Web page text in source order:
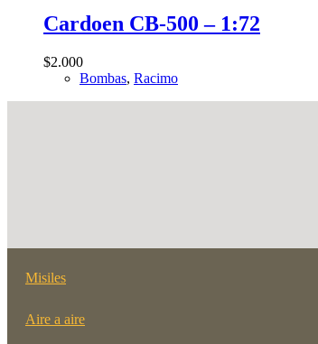
Cardoen CB-500 – 1:72
$2.000
Bombas, Racimo
Misiles
Aire a aire